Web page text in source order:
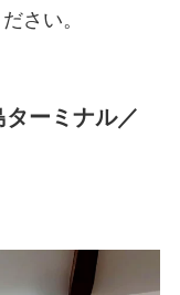
さい。
ーミナル／